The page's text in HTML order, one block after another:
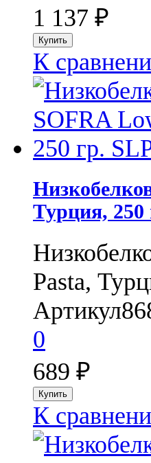
1 137 ₽
К
Турция, 250
Pasta,
Артикул
0
689 ₽
К